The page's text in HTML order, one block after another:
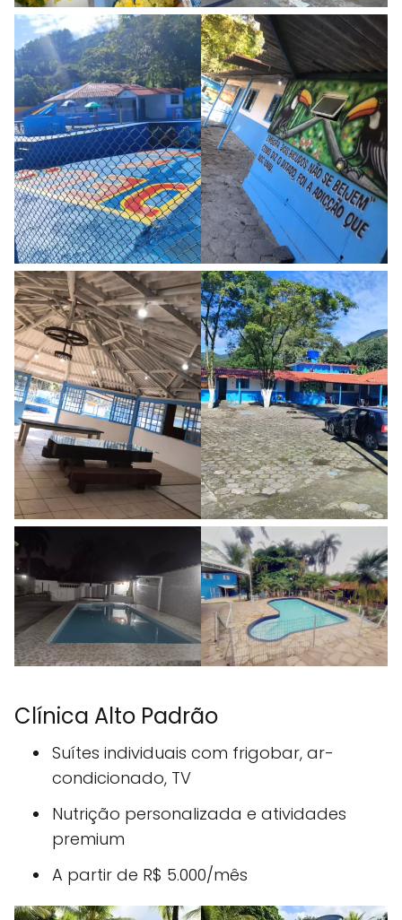
Clínica Alto Padrão
Suítes individuais com frigobar, ar-
condicionado, TV
Nutrição personalizada e atividades
premium
A partir de R$ 5.000/mês